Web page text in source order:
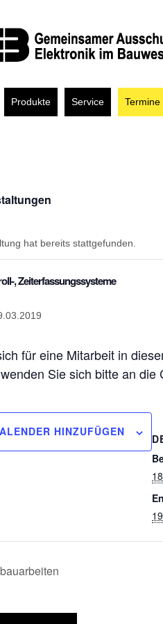
Produkte Service Termine
hat bereits stattgefunden.
, Zeiterfassungssysteme
für eine Mitarbeit in
Sie sich bitte an die
HINZUFÜGEN